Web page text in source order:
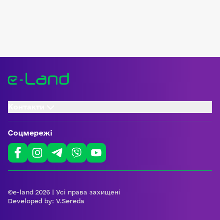
Соцмережі
©e-land 2026 | Усі права захищені
Developed by: V.Sereda